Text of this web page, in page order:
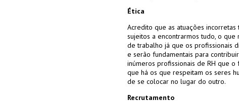
Ética
Acredito que as atuações
sujeitos a encontrarmos tudo, o
de trabalho já que os profissionais
e serão fundamentais para
inúmeros profissionais de RH que
que há os que respeitam os seres
de se colocar no lugar do outro.
Recrutamento